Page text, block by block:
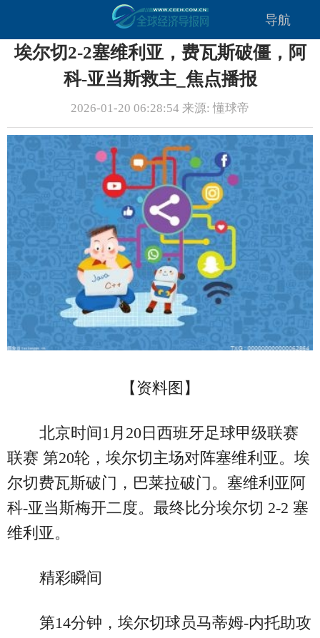
导航
埃尔切2-2塞维利亚，费瓦斯破僵，阿
科-亚当斯救主_焦点播报
2026-01-20 06:28:54 来源: 懂球帝
【资料图】
北京时间1月20日西班牙足球甲级联赛
联赛 第20轮，埃尔切主场对阵塞维利亚。埃
尔切费瓦斯破门，巴莱拉破门。塞维利亚阿
科-亚当斯梅开二度。最终比分埃尔切 2-2 塞
维利亚。
精彩瞬间
第14分钟，埃尔切球员马蒂姆-内托助攻